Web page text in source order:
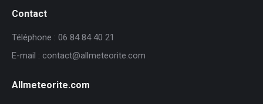
Contact
Téléphone : 06 84 84 40 21
E-mail : contact@allmeteorite.com
Allmeteorite.com